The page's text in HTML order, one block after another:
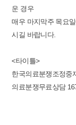
운 경우
매우 마지막주 목요
시길 바랍니다.
<타이틀>
한국의료분쟁조정중
의료분쟁무료상담